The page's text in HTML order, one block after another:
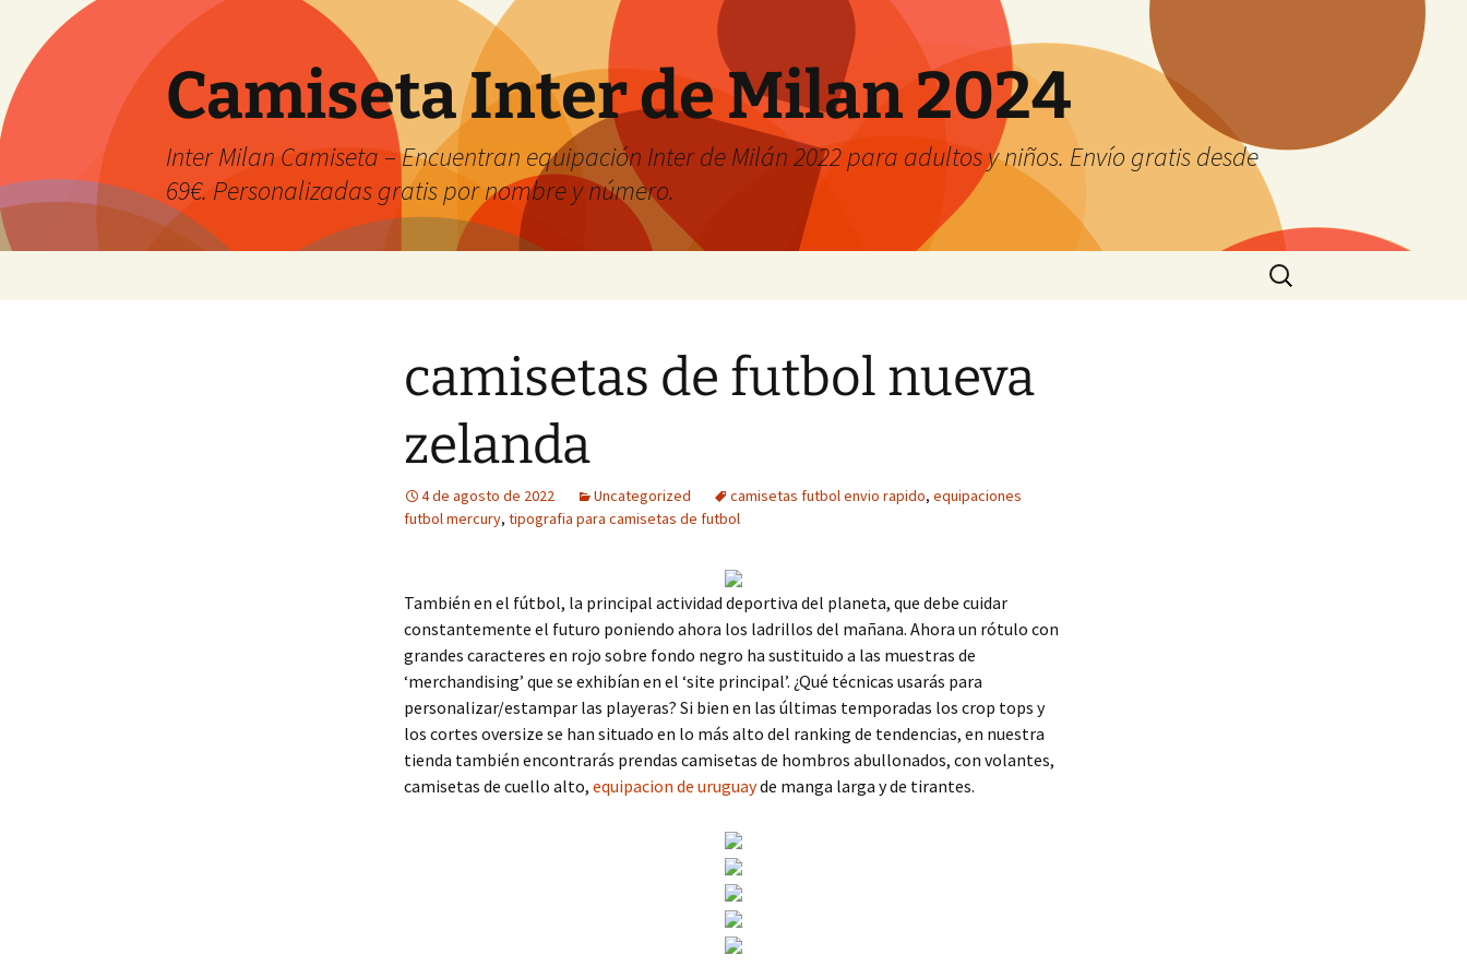
Camiseta Inter de Milan 2024
Inter Milan Camiseta – Encuentran equipación Inter de Milán 2022 para adultos y niños. Envío gratis desde
69€. Personalizadas gratis por nombre y número.
Buscar:
camisetas de futbol nueva
zelanda
4 de agosto de 2022 Uncategorized camisetas futbol envio rapido, equipaciones
futbol mercury, tipografia para camisetas de futbol
También en el fútbol, la principal actividad deportiva del planeta, que debe cuidar
constantemente el futuro poniendo ahora los ladrillos del mañana. Ahora un rótulo con
grandes caracteres en rojo sobre fondo negro ha sustituido a las muestras de
‘merchandising’ que se exhibían en el ‘site principal’. ¿Qué técnicas usarás para
personalizar/estampar las playeras? Si bien en las últimas temporadas los crop tops y
los cortes oversize se han situado en lo más alto del ranking de tendencias, en nuestra
tienda también encontrarás prendas camisetas de hombros abullonados, con volantes,
camisetas de cuello alto, equipacion de uruguayde manga larga y de tirantes.